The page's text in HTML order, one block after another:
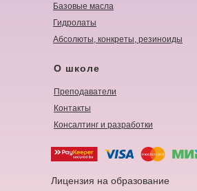
Базовые масла
Гидролаты
Абсолюты, конкреты, резиноиды
О школе
Преподаватели
Контакты
Консалтинг и разработки
Лицензия на образование